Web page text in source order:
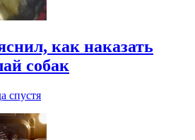
как наказать
собак
спустя